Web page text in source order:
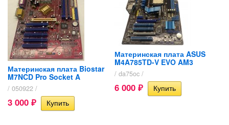
Материнская плата Biostar
M7NCD Pro Socket A
/ 050922 /
3 000 ₽
Материнская плата ASUS
M4A785TD-V EVO AM3
/ da75oc /
6 000 ₽